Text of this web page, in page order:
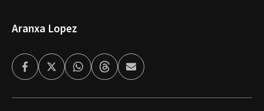
Aranxa Lopez
FacebookTwitterWhatsappThreadsEnviar
por